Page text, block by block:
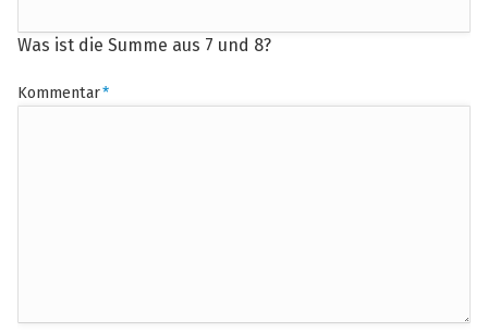
Was ist die Summe aus 7 und 8?
Pflichtfeld
Kommentar*